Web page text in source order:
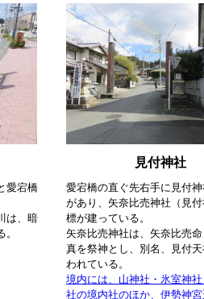
見付神社
愛宕橋
は、暗
愛宕橋の直ぐ先右手に見付
があり、矢奈比売神社（見
標が建っている。
矢奈比売神社は、矢奈比売
真を祭神とし、別名、見付
われている。
境内には、山神社・氷室神
社の境内社のほか、伊勢神